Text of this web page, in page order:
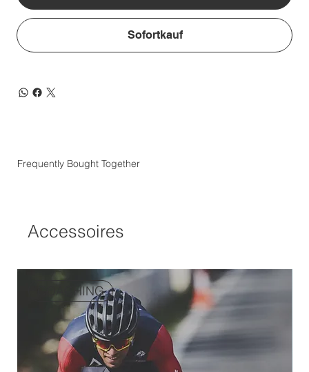
Sofortkauf
Frequently Bought Together
Accessoires
COACHING